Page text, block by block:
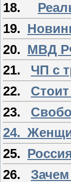
18.
19.
20. МВД
21. ЧП с
22.
23.
24.
25.
26.